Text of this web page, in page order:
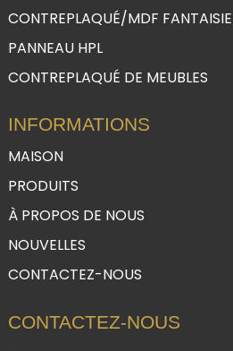
CONTREPLAQUÉ/MDF FANTAISIE
PANNEAU HPL
CONTREPLAQUÉ DE MEUBLES
INFORMATIONS
MAISON
PRODUITS
À PROPOS DE NOUS
NOUVELLES
CONTACTEZ-NOUS
CONTACTEZ-NOUS